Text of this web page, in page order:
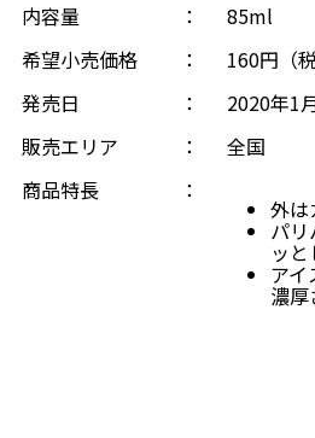
内容量
：
85ml
希望小売価格
：
160円（税
発売日
：
2020年1
販売エリア
：
全国
商品特長
：
外は
パ
ッ
ア
濃厚